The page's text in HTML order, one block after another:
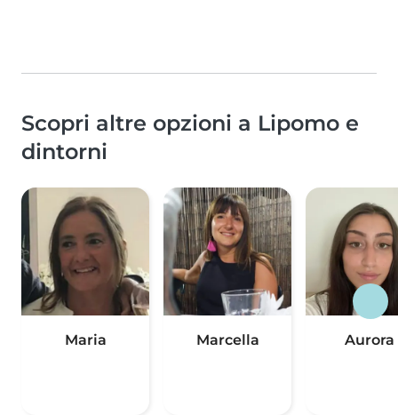
Scopri altre opzioni a Lipomo e
dintorni
Maria Marcella Aurora